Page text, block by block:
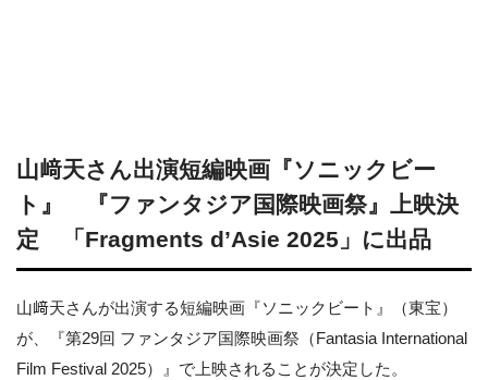
山﨑天さん出演短編映画『ソニックビー
ト』 『ファンタジア国際映画祭』上映決
定 「Fragments d’Asie 2025」に出品
山﨑天さんが出演する短編映画『ソニックビート』（東宝）
が、『第29回 ファンタジア国際映画祭（Fantasia International
Film Festival 2025）』で上映されることが決定した。